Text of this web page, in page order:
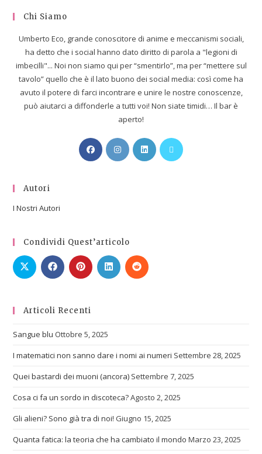
Chi Siamo
Umberto Eco, grande conoscitore di anime e meccanismi sociali,
ha detto che i social hanno dato diritto di parola a "legioni di
imbecilli"... Noi non siamo qui per “smentirlo”, ma per “mettere sul
tavolo” quello che è il lato buono dei social media: così come ha
avuto il potere di farci incontrare e unire le nostre conoscenze,
può aiutarci a diffonderle a tutti voi! Non siate timidi… Il bar è
aperto!
Autori
I Nostri Autori
Condividi Quest’articolo
Articoli Recenti
Sangue blu Ottobre 5, 2025
I matematici non sanno dare i nomi ai numeri Settembre 28, 2025
Quei bastardi dei muoni (ancora) Settembre 7, 2025
Cosa ci fa un sordo in discoteca?Agosto 2, 2025
Gli alieni? Sono già tra di noi! Giugno 15, 2025
Quanta fatica: la teoria che ha cambiato il mondo Marzo 23, 2025